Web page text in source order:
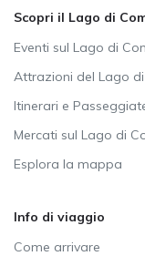
Scopri il Lago di
Eventi sul Lago di
Attrazioni del Lago
Itinerari e
Mercati sul Lago di
Esplora la mappa
Info di viaggio
Come arrivare